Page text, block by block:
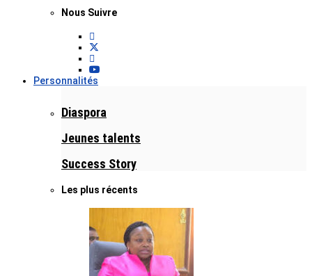
Nous Suivre
Personnalités
Diaspora
Jeunes talents
Success Story
Les plus récents